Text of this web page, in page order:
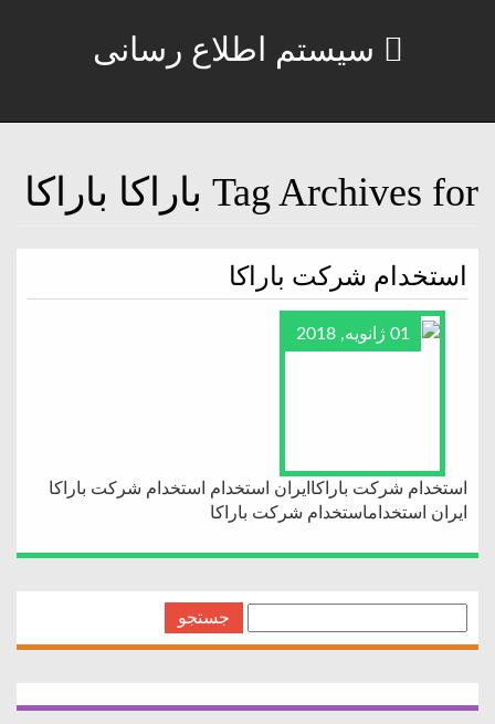
سیستم اطلاع رسانی
Tag Archives for باراکا باراکا
استخدام شرکت باراکا
01 ژانویه, 2018
استخدام شرکت باراکاایران استخدام استخدام شرکت باراکا
ایران استخداماستخدام شرکت باراکا